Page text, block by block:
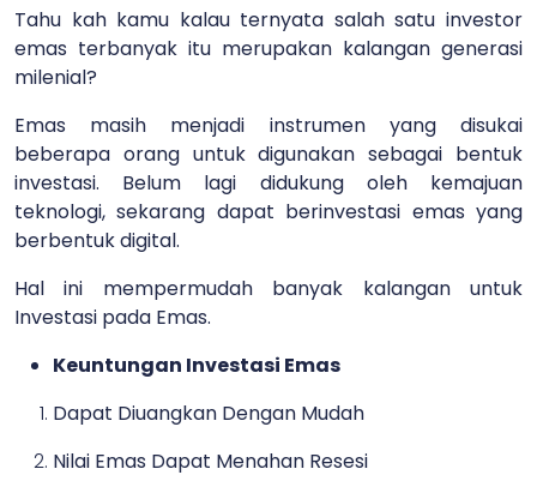
Tahu kah kamu kalau ternyata salah satu investor
emas terbanyak itu merupakan kalangan generasi
milenial?
Emas masih menjadi instrumen yang disukai
beberapa orang untuk digunakan sebagai bentuk
investasi. Belum lagi didukung oleh kemajuan
teknologi, sekarang dapat berinvestasi emas yang
berbentuk digital.
Hal ini mempermudah banyak kalangan untuk
Investasi pada Emas.
Keuntungan Investasi Emas
Dapat Diuangkan Dengan Mudah
Nilai Emas Dapat Menahan Resesi